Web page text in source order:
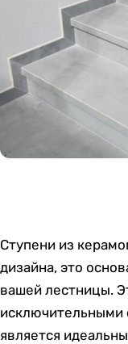
Ступени из
дизайна, это
вашей лестницы.
исключительными
является